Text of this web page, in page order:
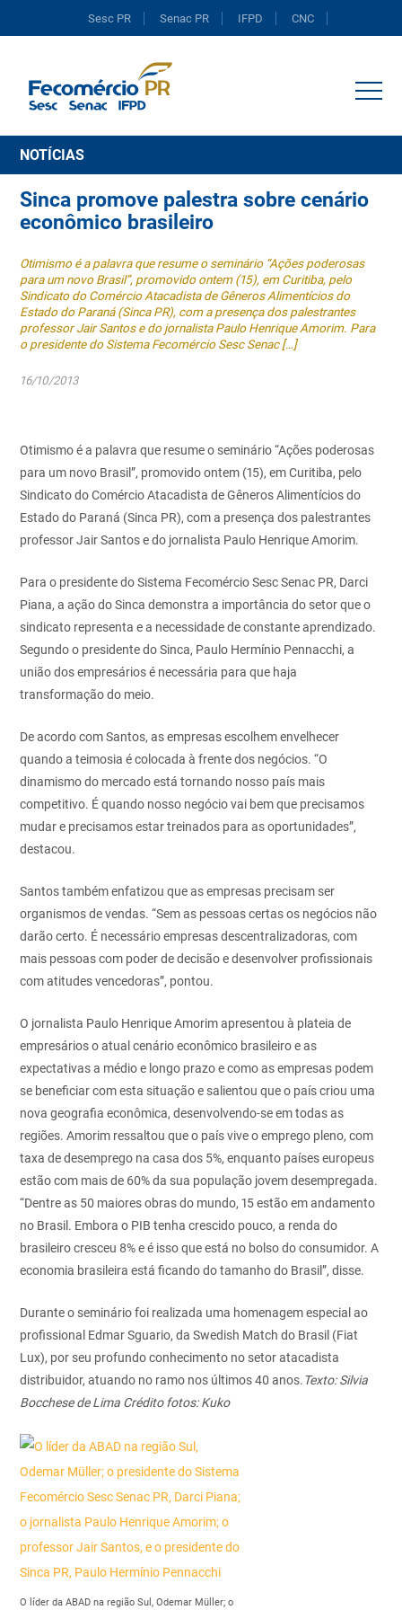
Sesc PR Senac PR IFPD CNC
NOTÍCIAS
Sinca promove palestra sobre cenário
econômico brasileiro
Otimismo é a palavra que resume o seminário “Ações poderosas
para um novo Brasil”, promovido ontem (15), em Curitiba, pelo
Sindicato do Comércio Atacadista de Gêneros Alimentícios do
Estado do Paraná (Sinca PR), com a presença dos palestrantes
professor Jair Santos e do jornalista Paulo Henrique Amorim. Para
o presidente do Sistema Fecomércio Sesc Senac […]
16/10/2013
Otimismo é a palavra que resume o seminário “Ações poderosas
para um novo Brasil”, promovido ontem (15), em Curitiba, pelo
Sindicato do Comércio Atacadista de Gêneros Alimentícios do
Estado do Paraná (Sinca PR), com a presença dos palestrantes
professor Jair Santos e do jornalista Paulo Henrique Amorim.
Para o presidente do Sistema Fecomércio Sesc Senac PR, Darci
Piana, a ação do Sinca demonstra a importância do setor que o
sindicato representa e a necessidade de constante aprendizado.
Segundo o presidente do Sinca, Paulo Hermínio Pennacchi, a
união dos empresários é necessária para que haja
transformação do meio.
De acordo com Santos, as empresas escolhem envelhecer
quando a teimosia é colocada à frente dos negócios. “O
dinamismo do mercado está tornando nosso país mais
competitivo. É quando nosso negócio vai bem que precisamos
mudar e precisamos estar treinados para as oportunidades”,
destacou.
Santos também enfatizou que as empresas precisam ser
organismos de vendas. “Sem as pessoas certas os negócios não
darão certo. É necessário empresas descentralizadoras, com
mais pessoas com poder de decisão e desenvolver profissionais
com atitudes vencedoras”, pontou.
O jornalista Paulo Henrique Amorim apresentou à plateia de
empresários o atual cenário econômico brasileiro e as
expectativas a médio e longo prazo e como as empresas podem
se beneficiar com esta situação e salientou que o país criou uma
nova geografia econômica, desenvolvendo-se em todas as
regiões. Amorim ressaltou que o país vive o emprego pleno, com
taxa de desemprego na casa dos 5%, enquanto países europeus
estão com mais de 60% da sua população jovem desempregada.
“Dentre as 50 maiores obras do mundo, 15 estão em andamento
no Brasil. Embora o PIB tenha crescido pouco, a renda do
brasileiro cresceu 8% e é isso que está no bolso do consumidor. A
economia brasileira está ficando do tamanho do Brasil”, disse.
Durante o seminário foi realizada uma homenagem especial ao
profissional Edmar Sguario, da Swedish Match do Brasil (Fiat
Lux), por seu profundo conhecimento no setor atacadista
distribuidor, atuando no ramo nos últimos 40 anos.Texto: Silvia
Bocchese de Lima Crédito fotos: Kuko
O líder da ABAD na região Sul, Odemar Müller; o